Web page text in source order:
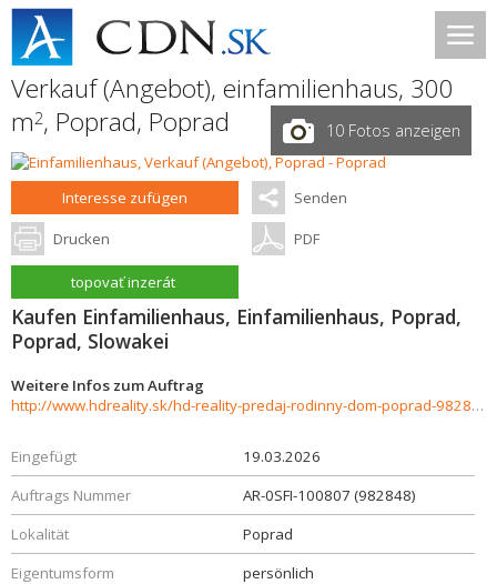
Verkauf (Angebot), einfamilienhaus, 300
m2, Poprad, Poprad 10 Fotos anzeigen
Interesse zufügen Senden
Drucken PDF
topovať inzerát
Kaufen Einfamilienhaus, Einfamilienhaus, Poprad,
Poprad, Slowakei
Weitere Infos zum Auftrag
http://www.hdreality.sk/hd-reality-predaj-rodinny-dom-poprad-982848
Eingefügt
19.03.2026
Auftrags Nummer
AR-0SFI-100807 (982848)
Lokalität
Poprad
Eigentumsform
persönlich